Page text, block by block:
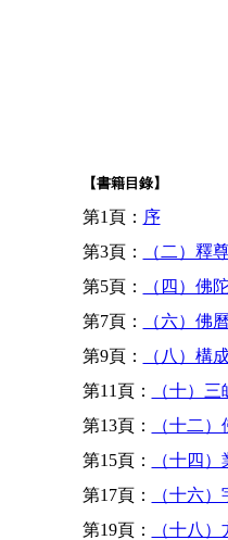
【書籍目錄】
第1頁： 序
第3頁：
（二）釋
第5頁：
（四）佛
第7頁：
（六）佛
第9頁：
（八）構
第11頁：
（十）三
第13頁：
（十二
第15頁：
（十四
第17頁：
（十六
第19頁：
（十八